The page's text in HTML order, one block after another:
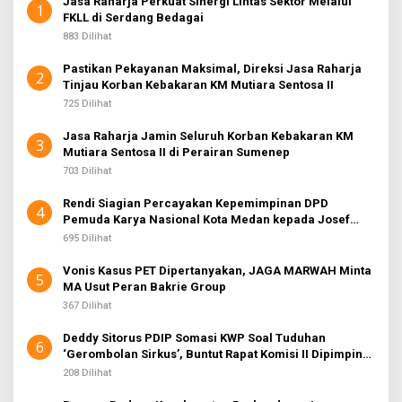
1
FKLL di Serdang Bedagai
883 Dilihat
2
Pastikan Pekayanan Maksimal, Direksi Jasa Raharja
Tinjau Korban Kebakaran KM Mutiara Sentosa II
725 Dilihat
3
Jasa Raharja Jamin Seluruh Korban Kebakaran KM
Mutiara Sentosa II di Perairan Sumenep
703 Dilihat
4
Rendi Siagian Percayakan Kepemimpinan DPD
Pemuda Karya Nasional Kota Medan kepada Josef
Sembiring
695 Dilihat
5
Vonis Kasus PET Dipertanyakan, JAGA MARWAH Minta
MA Usut Peran Bakrie Group
367 Dilihat
6
Deddy Sitorus PDIP Somasi KWP Soal Tuduhan
‘Gerombolan Sirkus’, Buntut Rapat Komisi II Dipimpin
Sufmi Dasco Ahmad
208 Dilihat